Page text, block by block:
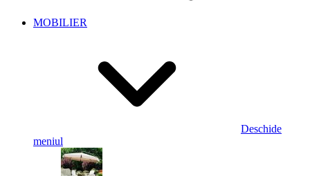
MOBILIER
Deschide
meniul